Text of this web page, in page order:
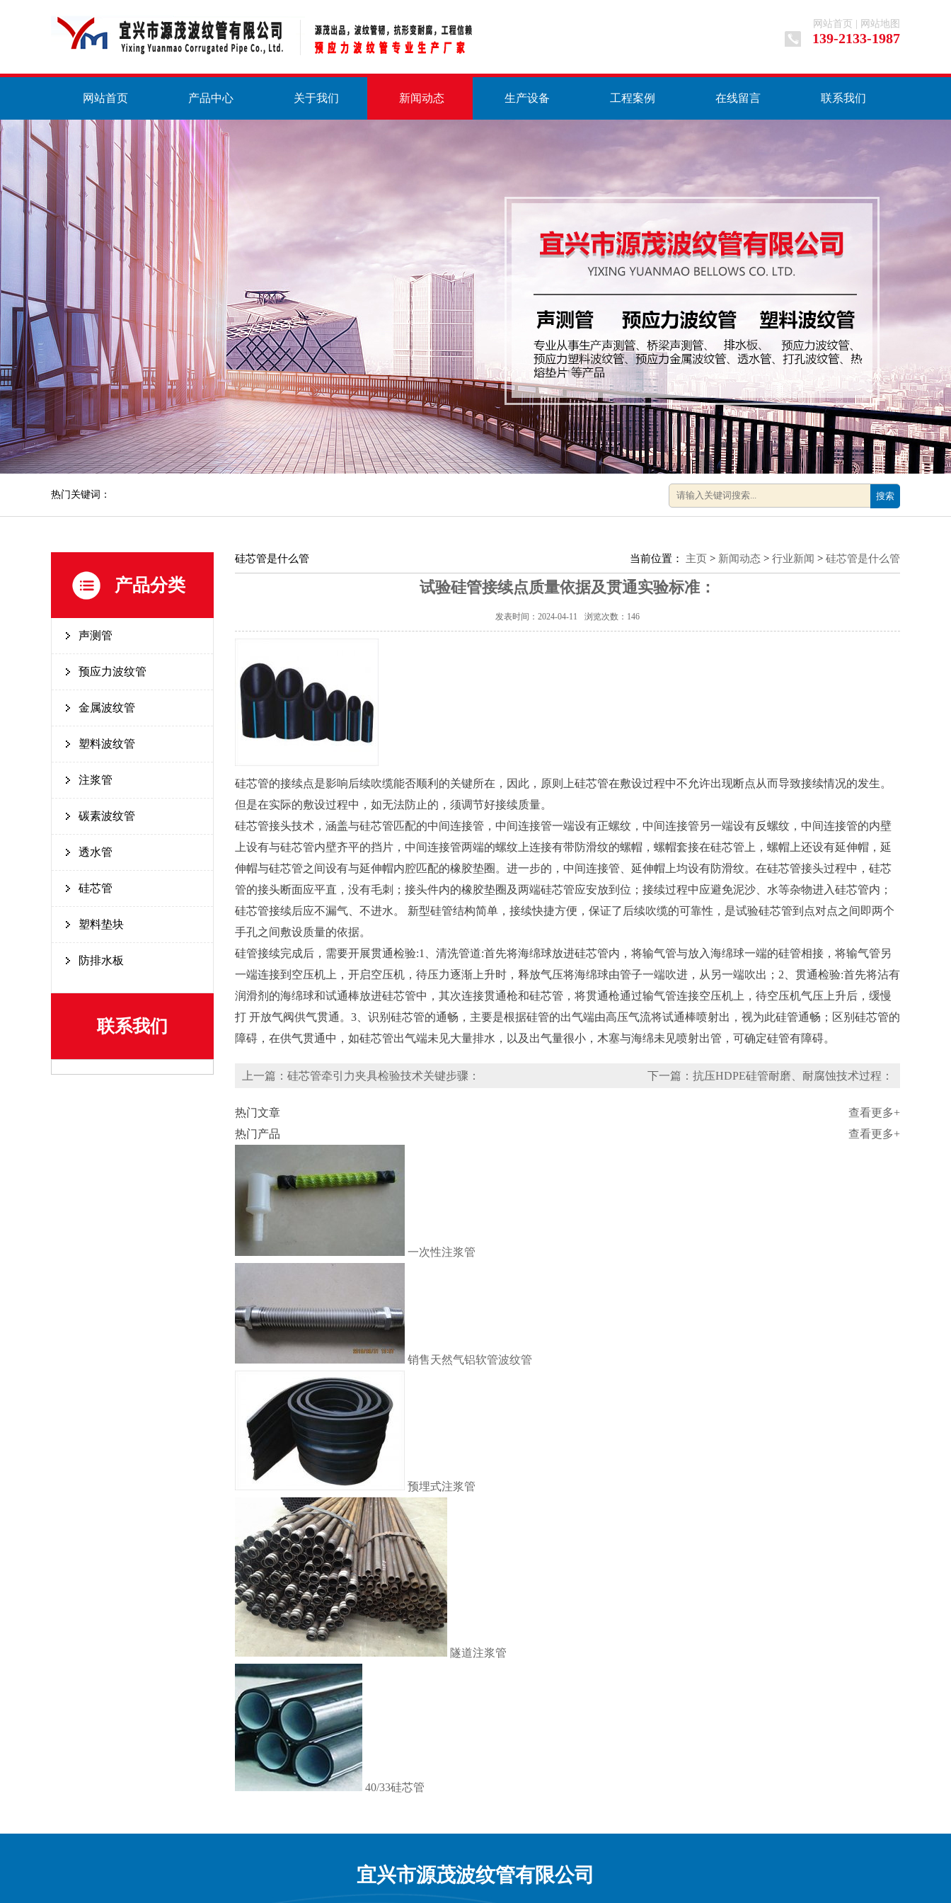
网站首页 网站地图
139-2133-1987
网站首页 产品中心 关于我们 新闻动态 生产设备 工程案例 在线留言 联系我们
热门关键词： 搜索
产品分类
声测管
预应力波纹管
金属波纹管
塑料波纹管
注浆管
碳素波纹管
透水管
硅芯管
塑料垫块
防排水板
联系我们
硅芯管是什么管 当前位置： 主页 > 新闻动态 > 行业新闻 > 硅芯管是什么管
试验硅管接续点质量依据及贯通实验标准：
发表时间：2024-04-11 浏览次数： 146
硅芯管的接续点是影响后续吹缆能否顺利的关键所在，因此，原则上硅芯管在敷设过程中不允许出现断点从而导致接续情况的发生。
但是在实际的敷设过程中，如无法防止的，须调节好接续质量。
硅芯管接头技术，涵盖与硅芯管匹配的中间连接管，中间连接管一端设有正螺纹，中间连接管另一端设有反螺纹，中间连接管的内壁
上设有与硅芯管内壁齐平的挡片，中间连接管两端的螺纹上连接有带防滑纹的螺帽，螺帽套接在硅芯管上，螺帽上还设有延伸帽，延
伸帽与硅芯管之间设有与延伸帽内腔匹配的橡胶垫圈。进一步的，中间连接管、延伸帽上均设有防滑纹。在硅芯管接头过程中，硅芯
管的接头断面应平直，没有毛刺；接头件内的橡胶垫圈及两端硅芯管应安放到位；接续过程中应避免泥沙、水等杂物进入硅芯管内；
硅芯管接续后应不漏气、不进水。 新型硅管结构简单，接续快捷方便，保证了后续吹缆的可靠性，是试验硅芯管到点对点之间即两个
手孔之间敷设质量的依据。
硅管接续完成后，需要开展贯通检验:1、清洗管道:首先将海绵球放进硅芯管内，将输气管与放入海绵球一端的硅管相接，将输气管另
一端连接到空压机上，开启空压机，待压力逐渐上升时，释放气压将海绵球由管子一端吹进，从另一端吹出；2、贯通检验:首先将沾有
润滑剂的海绵球和试通棒放进硅芯管中，其次连接贯通枪和硅芯管，将贯通枪通过输气管连接空压机上，待空压机气压上升后，缓慢
打 开放气阀供气贯通。3、识别硅芯管的通畅，主要是根据硅管的出气端由高压气流将试通棒喷射出，视为此硅管通畅；区别硅芯管的
障碍，在供气贯通中，如硅芯管出气端未见大量排水，以及出气量很小，木塞与海绵未见喷射出管，可确定硅管有障碍。
上一篇：硅芯管牵引力夹具检验技术关键步骤： 下一篇：抗压HDPE硅管耐磨、耐腐蚀技术过程：
热门文章
查看更多+
热门产品
查看更多+
一次性注浆管
销售天然气铝软管波纹管
预埋式注浆管
隧道注浆管
40/33硅芯管
宜兴市源茂波纹管有限公司